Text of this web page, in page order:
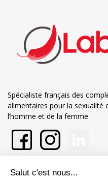
Spécialiste français des
alimentaires pour la sexualité
l’homme et de la femme
En savoir plus sur